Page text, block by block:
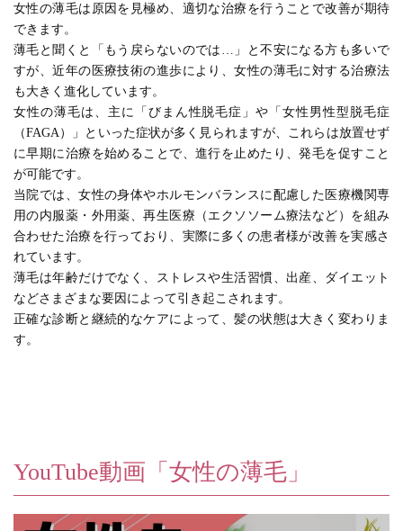
女性の薄毛は原因を見極め、適切な治療を行うことで改善が期待
できます。
薄毛と聞くと「もう戻らないのでは…」と不安になる方も多いで
すが、近年の医療技術の進歩により、女性の薄毛に対する治療法
も大きく進化しています。
女性の薄毛は、主に「びまん性脱毛症」や「女性男性型脱毛症
（FAGA）」といった症状が多く見られますが、これらは放置せず
に早期に治療を始めることで、進行を止めたり、発毛を促すこと
が可能です。
当院では、女性の身体やホルモンバランスに配慮した医療機関専
用の内服薬・外用薬、再生医療（エクソソーム療法など）を組み
合わせた治療を行っており、実際に多くの患者様が改善を実感さ
れています。
薄毛は年齢だけでなく、ストレスや生活習慣、出産、ダイエット
などさまざまな要因によって引き起こされます。
正確な診断と継続的なケアによって、髪の状態は大きく変わりま
す。
YouTube動画「女性の薄毛」